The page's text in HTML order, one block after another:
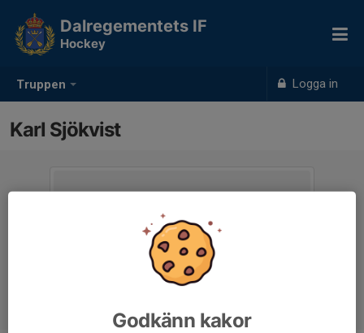
Truppen Logga in
Dalregementets IF
Hockey
Karl Sjökvist
Godkänn kakor